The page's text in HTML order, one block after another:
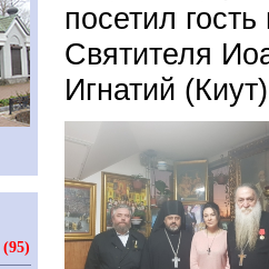
посетил
Святителя
Игнатий (Киут)
(95)